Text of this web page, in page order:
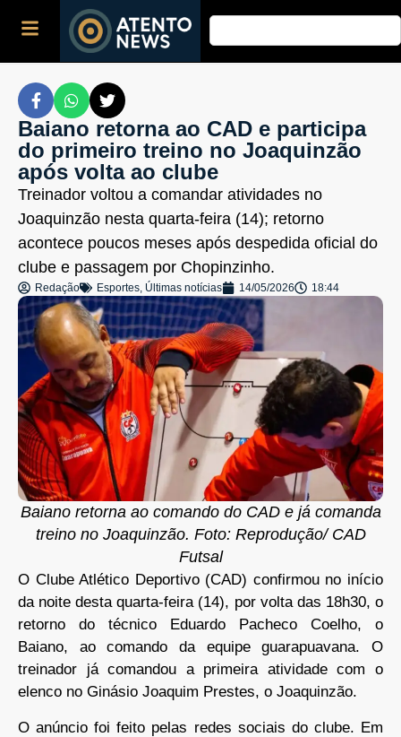
Baiano retorna ao CAD e participa
do primeiro treino no Joaquinzão
após volta ao clube
Treinador voltou a comandar atividades no
Joaquinzão nesta quarta-feira (14); retorno
acontece poucos meses após despedida oficial do
clube e passagem por Chopinzinho.
Redação Esportes, Últimas notícias 14/05/2026 18:44
Baiano retorna ao comando do CAD e já comanda
treino no Joaquinzão. Foto: Reprodução/ CAD
Futsal
O Clube Atlético Deportivo (CAD) confirmou no início
da noite desta quarta-feira (14), por volta das 18h30, o
retorno do técnico Eduardo Pacheco Coelho, o
Baiano, ao comando da equipe guarapuavana. O
treinador já comandou a primeira atividade com o
elenco no Ginásio Joaquim Prestes, o Joaquinzão.
O anúncio foi feito pelas redes sociais do clube. Em